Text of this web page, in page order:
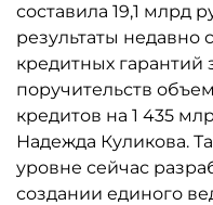
составила 19,1 млрд
результаты недавно
кредитных гарантий
поручительств
кредитов на 1 435
Надежда Куликова.
уровне сейчас
создании единого